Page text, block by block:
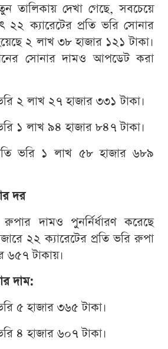
তালিকায় দেখা গেছে, সবচেয়ে
২২ ক্যারেটের প্রতি ভরি সোনার
২ লাখ ৩৮ হাজার ১২১ টাকা।
সোনার দামও আপডেট করা
২ লাখ ২৭ হাজার ৩৩১ টাকা।
১ লাখ ৯৪ হাজার ৮৪৭ টাকা।
ভরি ১ লাখ ৫৮ হাজার ৬৮৯
দর
দামও পুনর্নির্ধারণ করেছে
২২ ক্যারেটের প্রতি ভরি রুপা
৬৫৭ টাকায়।
দাম:
৫ হাজার ৩৬৫ টাকা।
৪ হাজার ৬০৭ টাকা।